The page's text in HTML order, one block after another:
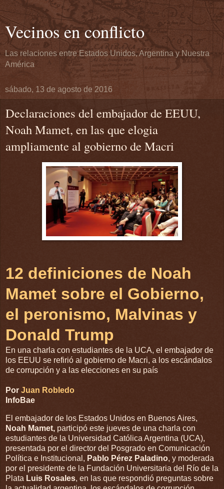
Vecinos en conflicto
Las relaciones entre Estados Unidos, Argentina y Nuestra
América
sábado, 13 de agosto de 2016
Declaraciones del embajador de EEUU,
Noah Mamet, en las que elogia
ampliamente al gobierno de Macri
12 definiciones de Noah
Mamet sobre el Gobierno,
el peronismo, Malvinas y
Donald Trump
En una charla con estudiantes de la UCA, el embajador de
los EEUU se refirió al gobierno de Macri, a los escándalos
de corrupción y a las elecciones en su país
Por Juan Robledo
InfoBae
El embajador de los Estados Unidos en Buenos Aires,
Noah Mamet, participó este jueves de una charla con
estudiantes de la Universidad Católica Argentina (UCA),
presentada por el director del Posgrado en Comunicación
Política e Institucional, Pablo Pérez Paladino, y moderada
por el presidente de la Fundación Universitaria del Río de la
Plata Luis Rosales, en las que respondió preguntas sobre